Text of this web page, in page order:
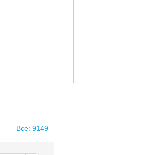
Все: 9149